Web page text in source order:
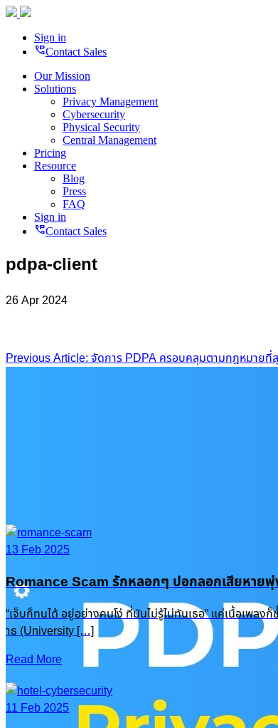
Sign in
perm_phone_msgContact Sales
Our Mission
Solutions
Privacy Management
Cybersecurity
Physical Security
Central Management
Pricing
Resource
Blog
Press
FAQ
Sign in
perm_phone_msgContact Sales
pdpa-client
26 Apr 2024
Post
Previous Article: จัดการ PDPA ครอบคลุมตามกฎหมายที่
13 Feb 2025
Romance Scam รักหลอกๆ ปอกลอกเสียหาย
“เจ็บก็ทนได้ อยู่อย่างคนโง่ ที่มันไม่รู้ไม่ทันเธอ” แค่เนื้อเพล
าธ (University […]
Read More
11 Feb 2025